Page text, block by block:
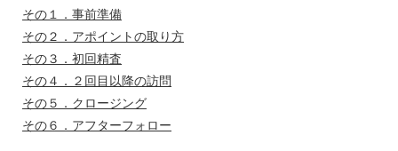
その１．事前準備
その２．アポイントの取り方
その３．初回精査
その４．２回目以降の訪問
その５．クロージング
その６．アフターフォロー